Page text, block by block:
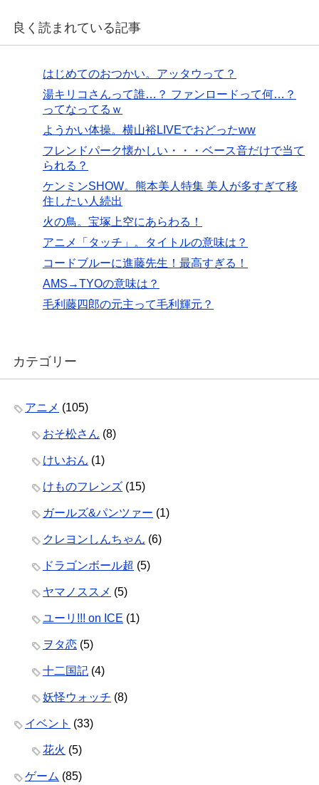
良く読まれている記事
はじめてのおつかい。アッタウって？
湯キリコさんって誰…？ ファンロードって何…？
ってなってるｗ
ようかい体操。横山裕LIVEでおどったww
フレンドパーク懐かしい・・・ベース音だけで当て
られる？
ケンミンSHOW。熊本美人特集 美人が多すぎて移
住したい人続出
火の鳥。宝塚上空にあらわる！
アニメ「タッチ」。タイトルの意味は？
コードブルーに進藤先生！最高すぎる！
AMS→TYOの意味は？
毛利藤四郎の元主って毛利輝元？
カテゴリー
アニメ (105)
おそ松さん (8)
けいおん (1)
けものフレンズ (15)
ガールズ&パンツァー (1)
クレヨンしんちゃん (6)
ドラゴンボール超 (5)
ヤマノススメ (5)
ユーリ!!! on ICE (1)
ヲタ恋 (5)
十二国記 (4)
妖怪ウォッチ (8)
イベント (33)
花火 (5)
ゲーム (85)